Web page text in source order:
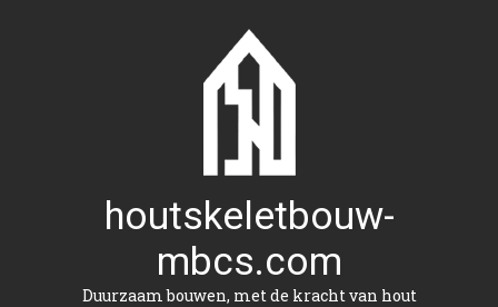
houtskeletbouw-
mbcs.com
Duurzaam bouwen, met de kracht van hout